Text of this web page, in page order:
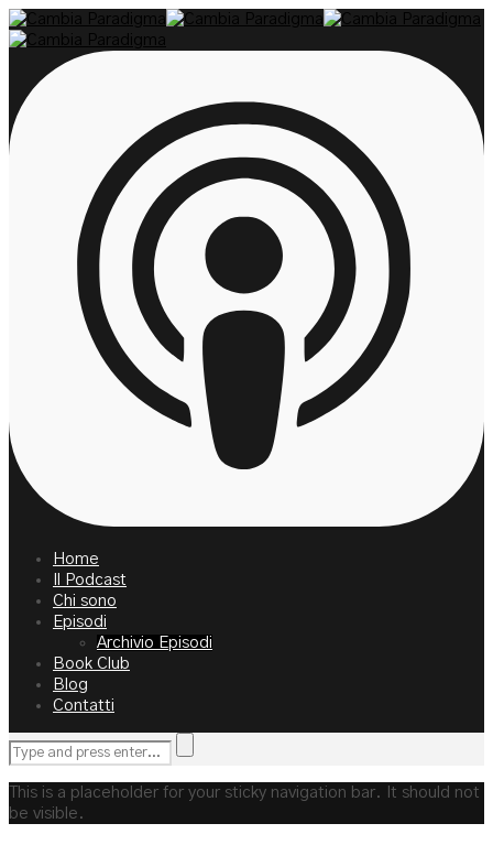
Home
Il Podcast
Chi sono
Episodi
Archivio Episodi
Book Club
Blog
Contatti
This is a placeholder for your sticky navigation bar. It should not
be visible.